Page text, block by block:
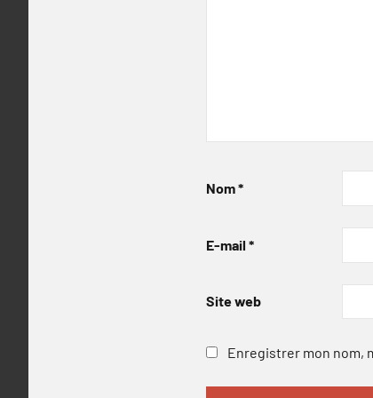
Nom*
E-mail *
Site web
Enregistrer mon nom,